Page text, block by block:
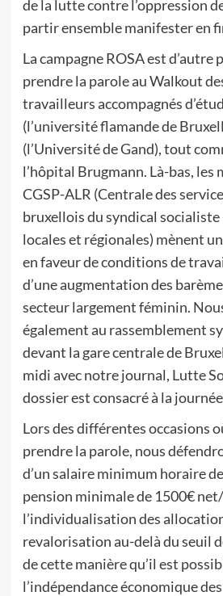
de la lutte contre l’oppression
partir ensemble manifester en
La campagne ROSA est d’autre
prendre la parole au Walkout
travailleurs accompagnés
(l’université flamande de
(l’Université de Gand), tout
l’hôpital Brugmann. Là-bas, les
CGSP-ALR (Centrale des
bruxellois du syndical
locales et régionales) mènent
en faveur de conditions de
d’une augmentation des
secteur largement féminin.
également au rassemblement
devant la gare centrale de
midi avec notre journal, Lutte
dossier est consacré à la
Lors des différentes occasions
prendre la parole, nous
d’un salaire minimum horaire
pension minimale de 1500€
l’individualisation des
revalorisation au-delà du seuil
de cette manière qu’il est
l’indépendance économique